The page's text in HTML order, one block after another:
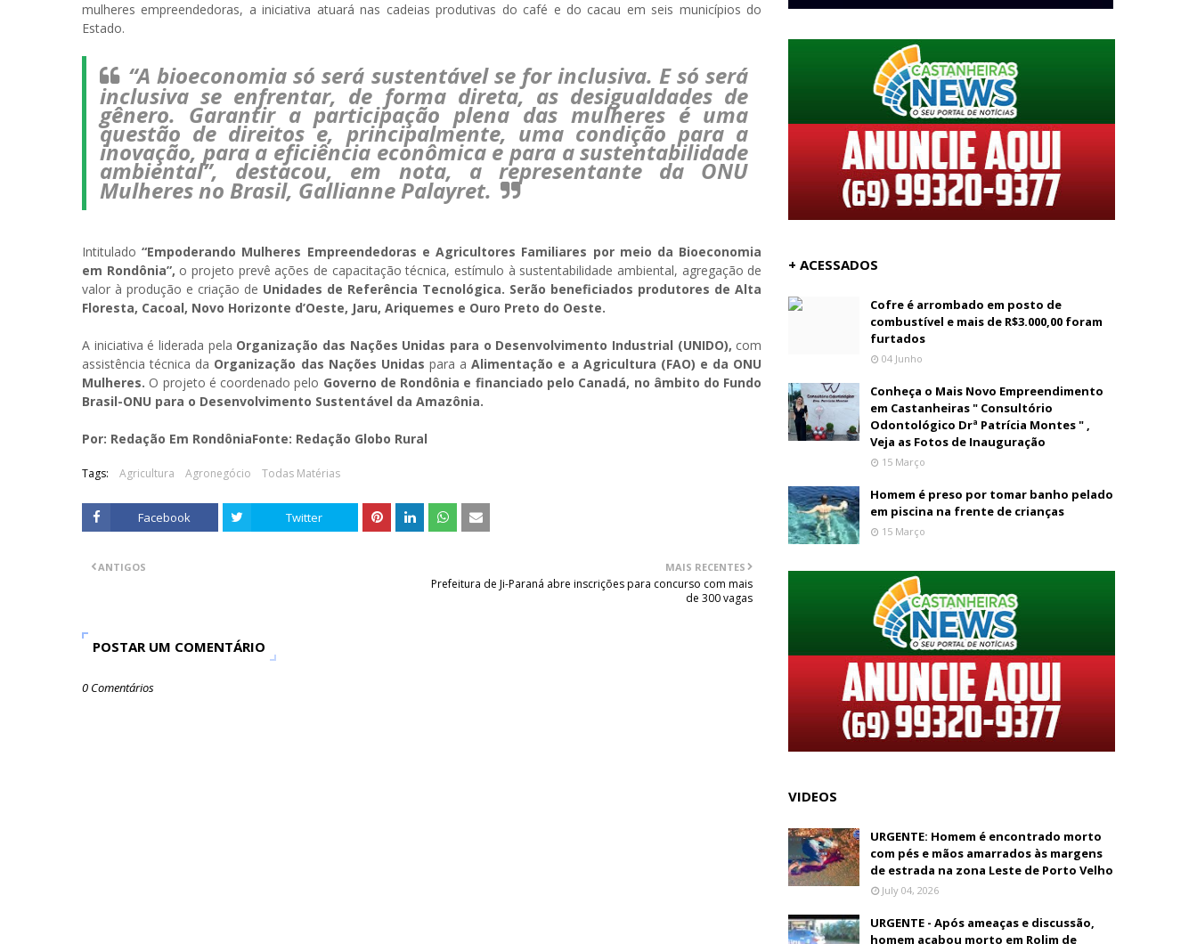
mulheres empreendedoras, a iniciativa atuará nas cadeias produtivas do café e do cacau em seis municípios do
Estado.
“A bioeconomia só será sustentável se for inclusiva. E só será
inclusiva se enfrentar, de forma direta, as desigualdades de
gênero. Garantir a participação plena das mulheres é uma
questão de direitos e, principalmente, uma condição para a
inovação, para a eficiência econômica e para a sustentabilidade
ambiental”, destacou, em nota, a representante da ONU
Mulheres no Brasil, Gallianne Palayret.
Intitulado“Empoderando Mulheres Empreendedoras e Agricultores Familiares por meio da Bioeconomia
em Rondônia”, o projeto prevê ações de capacitação técnica, estímulo à sustentabilidade ambiental, agregação de
valor à produção e criação de Unidades de Referência Tecnológica. Serão beneficiados produtores de Alta
Floresta, Cacoal, Novo Horizonte d’Oeste, Jaru, Ariquemes e Ouro Preto do Oeste.
A iniciativa é liderada pela Organização das Nações Unidas para o Desenvolvimento Industrial (UNIDO), com
assistência técnica da Organização das Nações Unidas para aAlimentação e a Agricultura (FAO) e da ONU
Mulheres. O projeto é coordenado pelo Governo de Rondônia e financiado pelo Canadá, no âmbito do Fundo
Brasil-ONU para o Desenvolvimento Sustentável da Amazônia.
Por: Redação Em RondôniaFonte: Redação Globo Rural
Tags: Agricultura Agronegócio Todas Matérias
Facebook Twitter
MAIS RECENTES
Prefeitura de Ji-Paraná abre inscrições para concurso com mais
de 300 vagas
ANTIGOS
POSTAR UM COMENTÁRIO
0 Comentários
+ ACESSADOS
Cofre é arrombado em posto de
combustível e mais de R$3.000,00 foram
furtados
04 Junho
Conheça o Mais Novo Empreendimento
em Castanheiras " Consultório
Odontológico Drª Patrícia Montes " ,
Veja as Fotos de Inauguração
15 Março
Homem é preso por tomar banho pelado
em piscina na frente de crianças
15 Março
VIDEOS
URGENTE: Homem é encontrado morto
com pés e mãos amarrados às margens
de estrada na zona Leste de Porto Velho
July 04, 2026
URGENTE - Após ameaças e discussão,
homem acabou morto em Rolim de